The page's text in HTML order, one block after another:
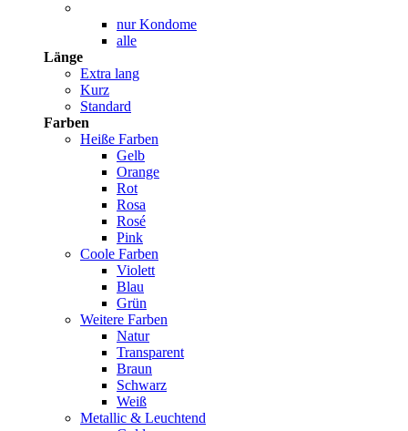
nur Kondome
alle
Länge
Extra lang
Kurz
Standard
Farben
Heiße Farben
Gelb
Orange
Rot
Rosa
Rosé
Pink
Coole Farben
Violett
Blau
Grün
Weitere Farben
Natur
Transparent
Braun
Schwarz
Weiß
Metallic & Leuchtend